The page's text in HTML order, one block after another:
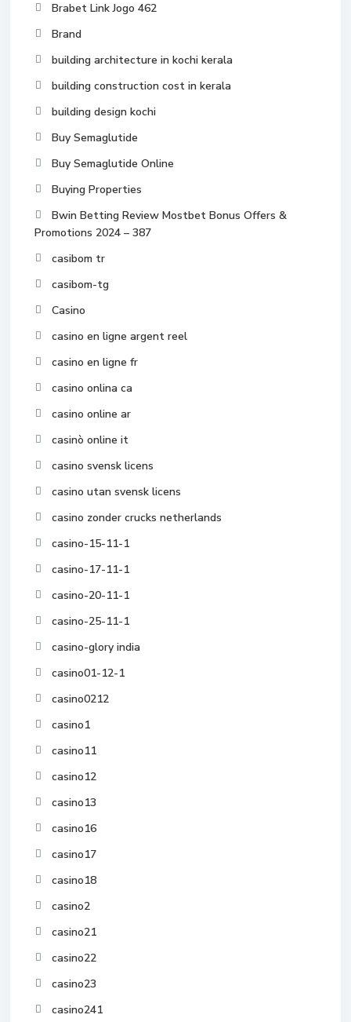
Brabet Link Jogo 462
Brand
building architecture in kochi kerala
building construction cost in kerala
building design kochi
Buy Semaglutide
Buy Semaglutide Online
Buying Properties
Bwin Betting Review Mostbet Bonus Offers &
Promotions 2024 – 387
casibom tr
casibom-tg
Casino
casino en ligne argent reel
casino en ligne fr
casino onlina ca
casino online ar
casinò online it
casino svensk licens
casino utan svensk licens
casino zonder crucks netherlands
casino-15-11-1
casino-17-11-1
casino-20-11-1
casino-25-11-1
casino-glory india
casino01-12-1
casino0212
casino1
casino11
casino12
casino13
casino16
casino17
casino18
casino2
casino21
casino22
casino23
casino241